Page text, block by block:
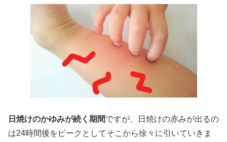
日焼けのかゆみが続く期間ですが、日焼けの赤みが出るの
は24時間後をピークとしてそこから徐々に引いていきま